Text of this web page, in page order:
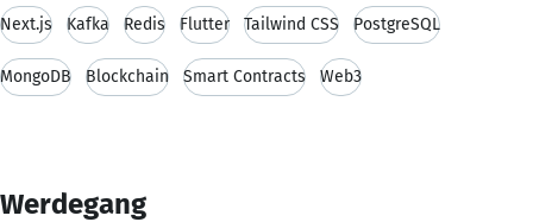
Next.js Kafka Redis Flutter Tailwind CSS PostgreSQL
MongoDB Blockchain Smart Contracts Web3
Werdegang